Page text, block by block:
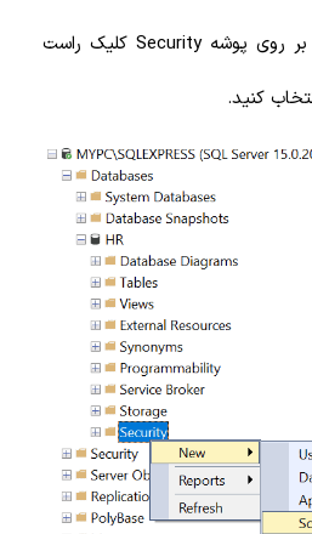
مطابق شکل زیر بر روی پوشه Security کلیک راست